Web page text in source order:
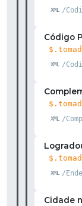
/
Código
/
/
/
Cidade